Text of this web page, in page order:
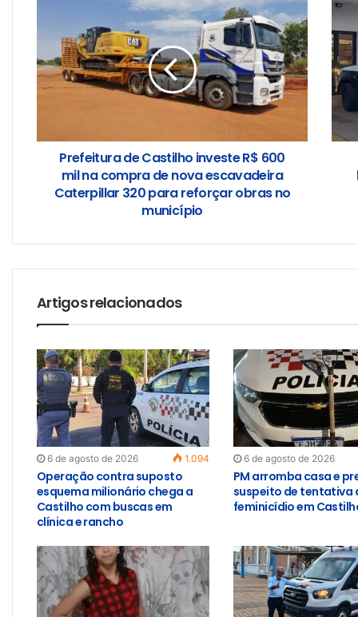
Prefeitura de Castilho investe R$ 600
mil na compra de nova escavadeira
Caterpillar 320 para reforçar obras no
município
Artigos relacionados
6 de agosto de 2026 1.094
Operação contra suposto
esquema milionário chega a
Castilho com buscas em
clínica e rancho
6 de agosto de 2026
PM arromba casa e
suspeito de tentativa
feminicídio em